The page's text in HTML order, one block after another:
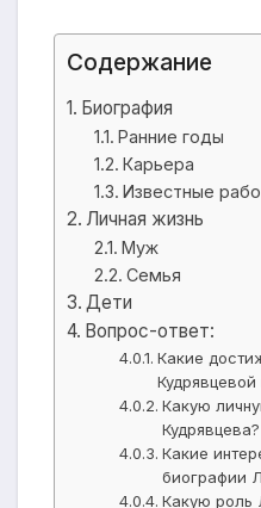
Содержание
Биография
Ранние годы
Карьера
Известные
Личная жизнь
Муж
Семья
Дети
Вопрос-ответ:
Какие
Какую
Кудрявцева?
Какие
биографии
Какую роль